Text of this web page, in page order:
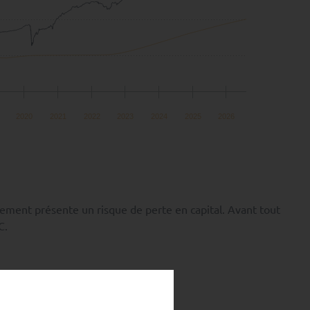
présente un risque de perte en capital. Avant tout